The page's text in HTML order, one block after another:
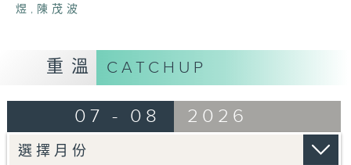
煜 , 陳茂波
重溫 CATCHUP
07 - 08 2026